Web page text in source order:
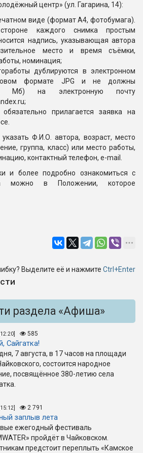
центр» (ул. Гагарина, 14):
виде (формат А4, фотобумага).
каждого снимка простым
надпись, указывающая автора
место и время съёмки,
номинация;
дублируются в электронном
формате JPG и не должны
Мб) на электронную почту
прилагается заявка на
Ф.И.О. автора, возраст, место
группа, класс) или место работы,
контактный телефон, e-mail.
и более подробно ознакомиться с
можно в Положении, которое
Выделите её и нажмите Ctrl+Enter
раздела «Афиша»
585
Сайгатка!
7 августа, в 17 часов на площади
состоится народное
посвящённое 380-летию села
2 791
заплыв лета
ежегодный фестиваль
пройдёт в Чайковском.
предстоит переплыть «Камское